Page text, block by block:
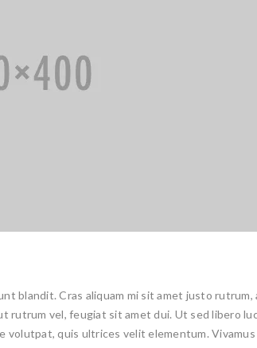
blandit. Cras aliquam mi sit amet justo
rutrum vel, feugiat sit amet dui. Ut sed libero
volutpat, quis ultrices velit elementum.